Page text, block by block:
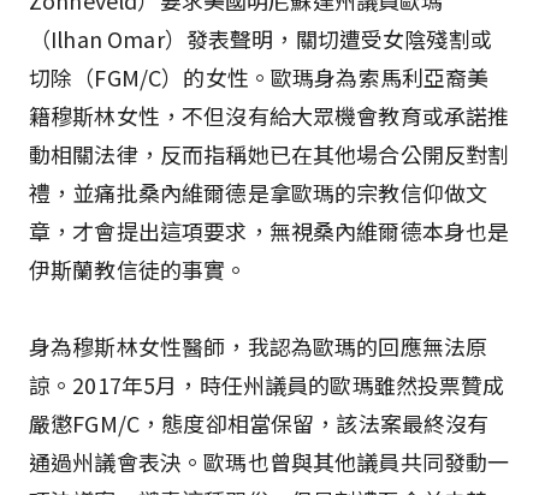
（Ilhan Omar）發表聲明，關切遭受女陰殘割或
切除（FGM/C）的女性。歐瑪身為索馬利亞裔美
籍穆斯林女性，不但沒有給大眾機會教育或承諾推
動相關法律，反而指稱她已在其他場合公開反對割
禮，並痛批桑內維爾德是拿歐瑪的宗教信仰做文
章，才會提出這項要求，無視桑內維爾德本身也是
伊斯蘭教信徒的事實。
身為穆斯林女性醫師，我認為歐瑪的回應無法原
諒。2017年5月，時任州議員的歐瑪雖然投票贊成
嚴懲FGM/C，態度卻相當保留，該法案最終沒有
通過州議會表決。歐瑪也曾與其他議員共同發動一